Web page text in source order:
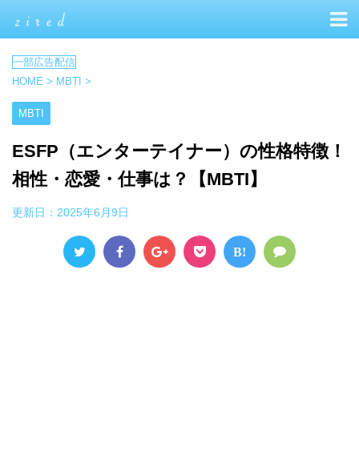
HOME > MBTI >
MBTI
ESFP（エンターテイナー）の性格特徴！
相性・恋愛・仕事は？【MBTI】
更新日： 2025年6月9日
B!